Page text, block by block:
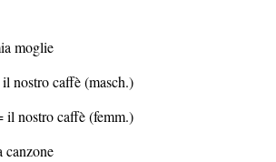
moglie
nostro caffè (masch.)
il nostro caffè (femm.)
canzone